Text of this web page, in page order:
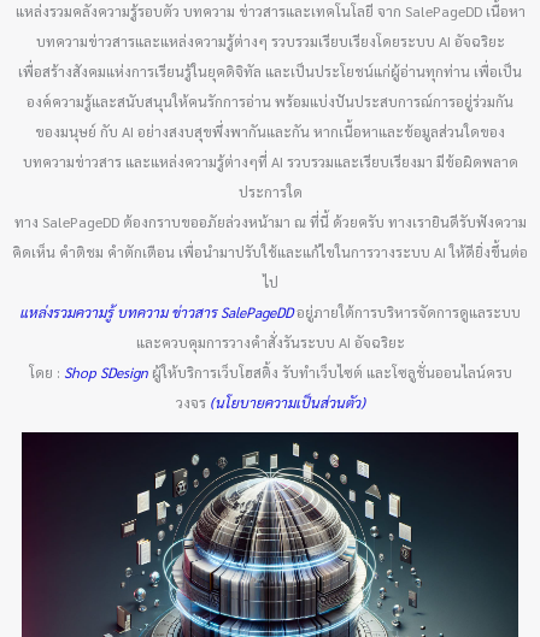
แหล่งรวมคลังความรู้รอบตัว บทความ ข่าวสารและเทคโนโลยี จาก SalePageDD เนื้อหา
บทความข่าวสารและแหล่งความรู้ต่างๆ รวบรวมเรียบเรียงโดยระบบ AI อัจฉริยะ
เพื่อสร้างสังคมแห่งการเรียนรู้ในยุคดิจิทัล และเป็นประโยชน์แก่ผู้อ่านทุกท่าน เพื่อเป็น
องค์ความรู้และสนับสนุนให้คนรักการอ่าน พร้อมแบ่งปันประสบการณ์การอยู่ร่วมกัน
ของมนุษย์ กับ AI อย่างสงบสุขพึ่งพากันและกัน หากเนื้อหาและข้อมูลส่วนใดของ
บทความข่าวสาร และแหล่งความรู้ต่างๆที่ AI รวบรวมและเรียบเรียงมา มีข้อผิดพลาด
ประการใด
ทาง SalePageDD ต้องกราบขออภัยล่วงหน้ามา ณ ที่นี้ ด้วยครับ ทางเรายินดีรับฟังความ
คิดเห็น คำติชม คำตักเตือน เพื่อนำมาปรับใช้และแก้ไขในการวางระบบ AI ให้ดียิ่งขึ้นต่อ
ไป
แหล่งรวมความรู้ บทความ ข่าวสาร SalePageDDอยู่ภายใต้การบริหารจัดการดูแลระบบ
และควบคุมการวางคำสั่งรันระบบ AI อัจฉริยะ
โดย : Shop SDesign ผู้ให้บริการเว็บโฮสติ้ง รับทำเว็บไซต์ และโซลูชั่นออนไลน์ครบ
วงจร(นโยบายความเป็นส่วนตัว)